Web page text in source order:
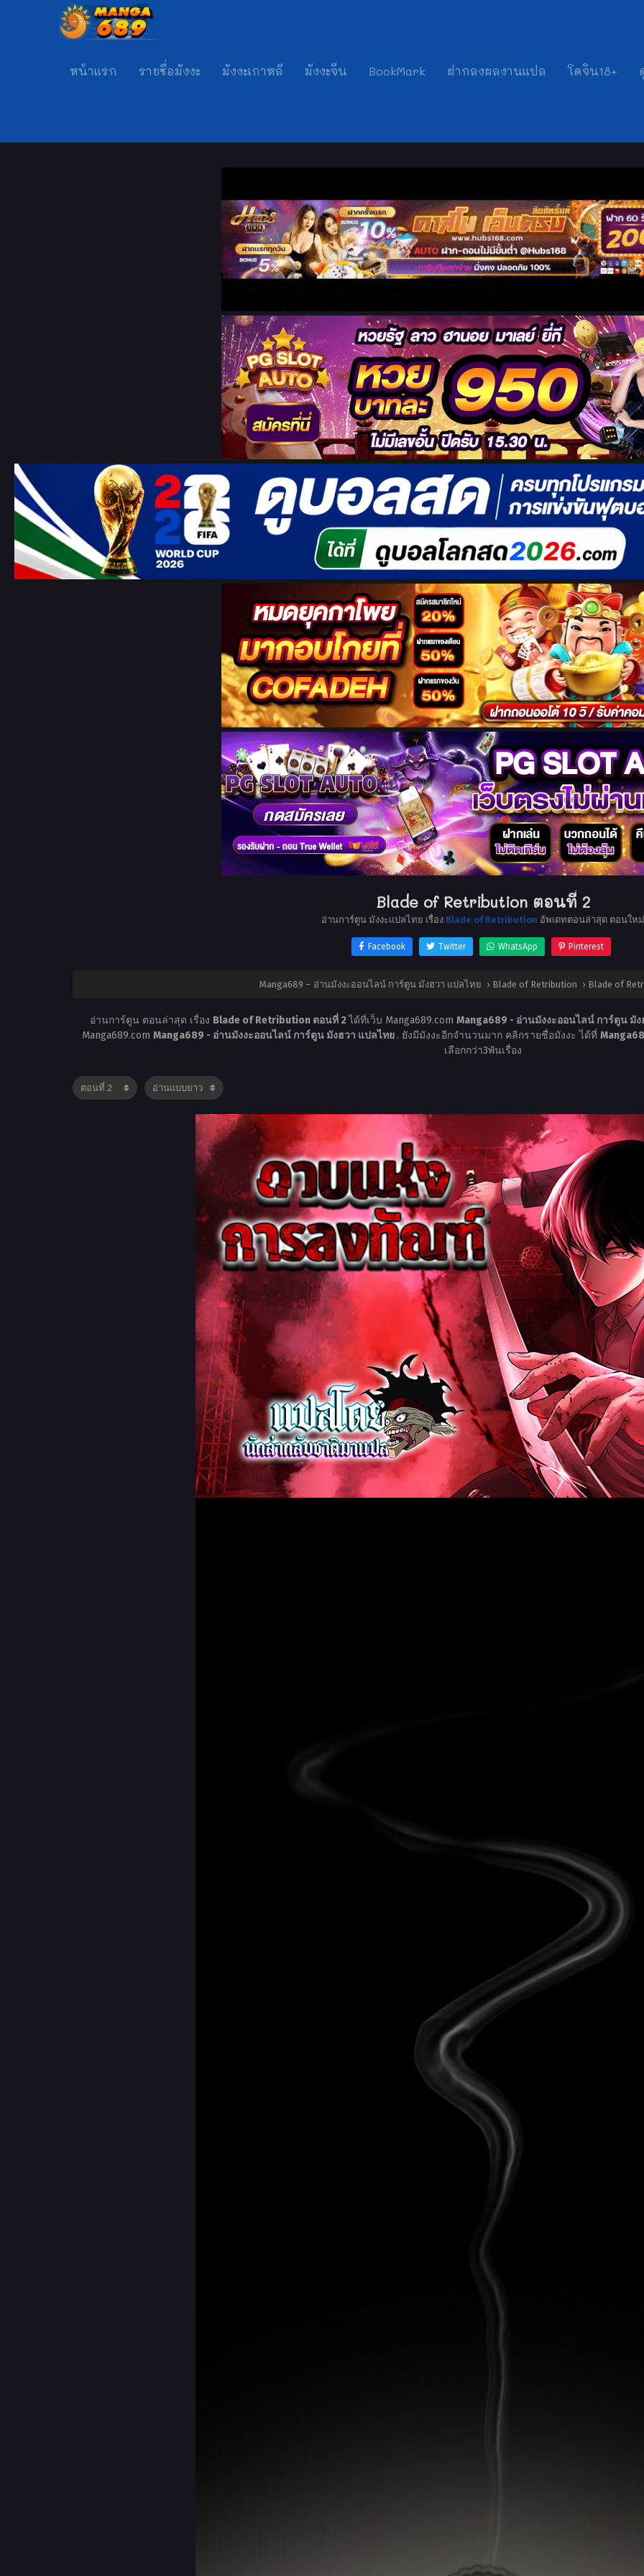
หน้าแรก รายชื่อมังงะ มังงะเกาหลี มังงะจีน BookMark ฝากลงผลงานแปล โดจิน18+
Blade of Retribution ตอนที่ 2
อ่านการ์ตูน มังงะแปลไทย เรื่อง Blade of Retribution อัพเดทตอนล่าสุด ตอนใหม่
Facebook Twitter WhatsApp Pinterest
Manga689 – อ่านมังงะออนไลน์ การ์ตูน มังฮวา แปลไทย › Blade of Retribution › Blade of
อ่านการ์ตูน ตอนล่าสุด เรื่อง Blade of Retribution ตอนที่ 2ได้ที่เว็บ Manga689.com Manga689 - อ่านมังงะออนไลน์ การ์ตูน มั
Manga689.com Manga689 - อ่านมังงะออนไลน์ การ์ตูน มังฮวา แปลไทย . ยังมีมังงะอีกจำนวนมาก คลิกรายชื่อมังงะ ได้ที่
เลือกกว่า3พันเรื่อง